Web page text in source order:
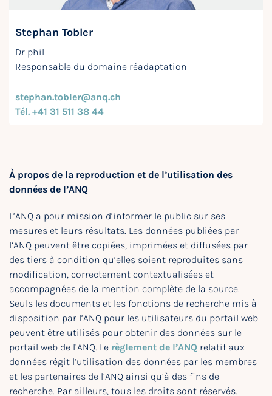
Stephan Tobler
Dr phil
Responsable du domaine réadaptation
stephan.tobler@anq.ch
Tél. +41 31 511 38 44
À propos de la reproduction et de l’utilisation des
données de l’ANQ
L’ANQ a pour mission d’informer le public sur ses
mesures et leurs résultats. Les données publiées par
l’ANQ peuvent être copiées, imprimées et diffusées par
des tiers à condition qu’elles soient reproduites sans
modification, correctement contextualisées et
accompagnées de la mention complète de la source.
Seuls les documents et les fonctions de recherche mis à
disposition par l’ANQ pour les utilisateurs du portail web
peuvent être utilisés pour obtenir des données sur le
portail web de l’ANQ. Le règlement de l’ANQ relatif aux
données régit l’utilisation des données par les membres
et les partenaires de l’ANQ ainsi qu’à des fins de
recherche. Par ailleurs, tous les droits sont réservés.